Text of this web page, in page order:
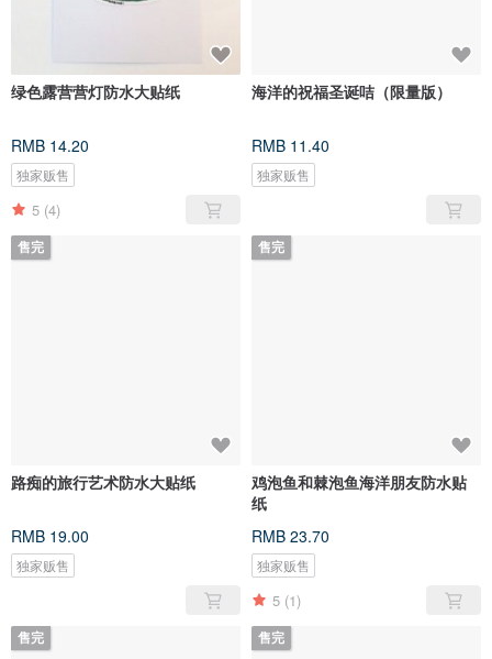
绿色露营营灯防水大贴纸
RMB 14.20
独家贩售
5 (4)
海洋的祝福圣诞咭（限量版）
RMB 11.40
独家贩售
售完
路痴的旅行艺术防水大贴纸
RMB 19.00
独家贩售
售完
鸡泡鱼和棘泡鱼海洋朋友防水贴
纸
RMB 23.70
独家贩售
5 (1)
售完 售完